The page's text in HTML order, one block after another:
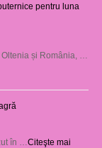
pentru luna
și România, …
în … Citeşte mai